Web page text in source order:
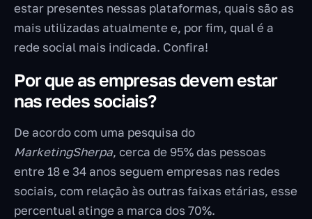
estar presentes nessas plataformas, quais são as
mais utilizadas atualmente e, por fim, qual é a
rede social mais indicada. Confira!
Por que as empresas devem estar
nas redes sociais?
De acordo com uma pesquisa do
MarketingSherpa, cerca de 95% das pessoas
entre 18 e 34 anos seguem empresas nas redes
sociais, com relação às outras faixas etárias, esse
percentual atinge a marca dos 70%.